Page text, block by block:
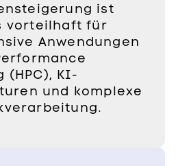
ist
vorteilhaft für
Anwendungen
(HPC), KI-
und komplexe